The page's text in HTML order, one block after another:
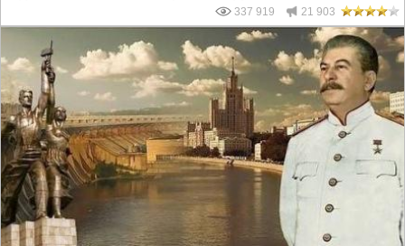
337 919 21 903